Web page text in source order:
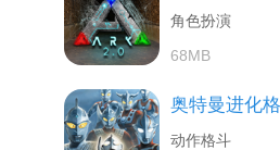
角色扮演
68MB
奥特曼进化
动作格斗